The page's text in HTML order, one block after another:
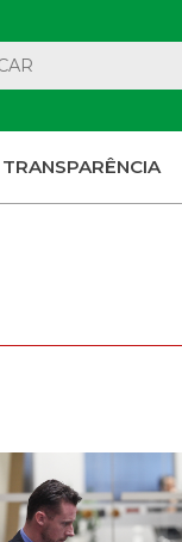
TRANSPARÊNCIA